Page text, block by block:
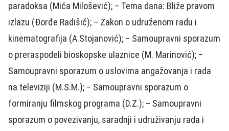
paradoksa (Mića Milošević); – Tema dana: Bliže pravom
izlazu (Đorđe Radišić); – Zakon o udruženom radu i
kinematografija (A.Stojanović); – Samoupravni sporazum
o preraspodeli bioskopske ulaznice (M. Marinović); –
Samoupravni sporazum o uslovima angažovanja i rada
na televiziji (M.S.M.); – Samoupravni sporazum o
formiranju filmskog programa (D.Z.); – Samoupravni
sporazum o povezivanju, saradnji i udruživanju rada i